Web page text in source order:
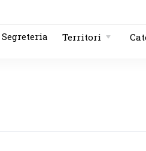
Segreteria Territori